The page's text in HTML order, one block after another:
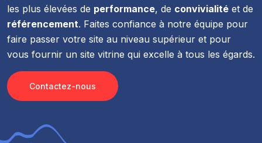
les plus élevées de performance, de convivialité et de
référencement. Faites confiance à notre équipe pour
faire passer votre site au niveau supérieur et pour
vous fournir un site vitrine qui excelle à tous les égards.
Contactez-nous